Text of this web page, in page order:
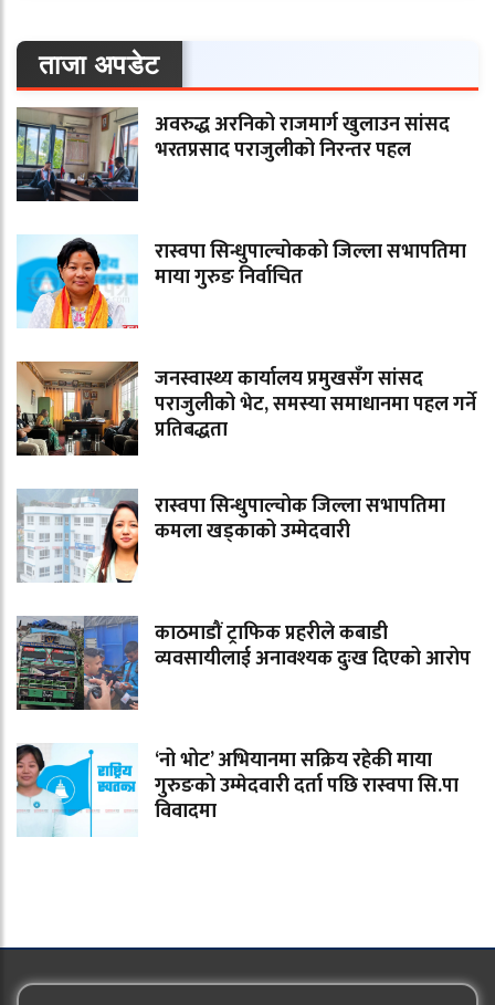
ताजा अपडेट
अवरुद्ध अरनिको राजमार्ग खुलाउन सांसद
भरतप्रसाद पराजुलीको निरन्तर पहल
रास्वपा सिन्धुपाल्चोकको जिल्ला सभापतिमा
माया गुरुङ निर्वाचित
जनस्वास्थ्य कार्यालय प्रमुखसँग सांसद
पराजुलीको भेट, समस्या समाधानमा पहल गर्ने
प्रतिबद्धता
रास्वपा सिन्धुपाल्चोक जिल्ला सभापतिमा
कमला खड्काको उम्मेदवारी
काठमाडौं ट्राफिक प्रहरीले कबाडी
व्यवसायीलाई अनावश्यक दुःख दिएको आरोप
‘नो भोट’ अभियानमा सक्रिय रहेकी माया
गुरुङको उम्मेदवारी दर्ता पछि रास्वपा सि.पा
विवादमा